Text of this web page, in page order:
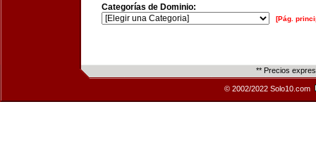
Categorías de Dominio:
[Pág.
** Precios
© 2002/2022 Solo10.com